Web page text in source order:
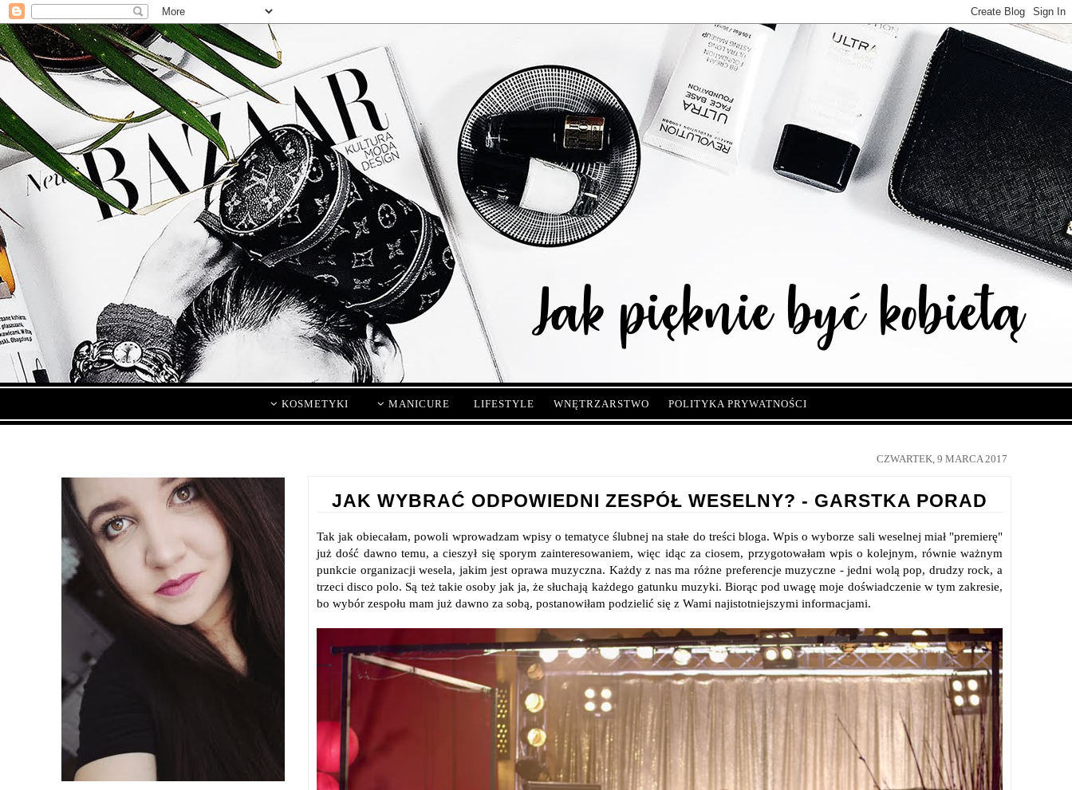
KOSMETYKI MANICURE LIFESTYLE WNĘTRZARSTWO POLITYKA PRYWATNOŚCI
CZWARTEK, 9 MARCA 2017
JAK WYBRAĆ ODPOWIEDNI ZESPÓŁ WESELNY? - GARSTKA PORAD
Tak jak obiecałam, powoli wprowadzam wpisy o tematyce ślubnej na stałe do treści bloga. Wpis o wyborze sali weselnej miał "premierę"
już dość dawno temu, a cieszył się sporym zainteresowaniem, więc idąc za ciosem, przygotowałam wpis o kolejnym, równie ważnym
punkcie organizacji wesela, jakim jest oprawa muzyczna. Każdy z nas ma różne preferencje muzyczne - jedni wolą pop, drudzy rock, a
trzeci disco polo. Są też takie osoby jak ja, że słuchają każdego gatunku muzyki. Biorąc pod uwagę moje doświadczenie w tym zakresie,
bo wybór zespołu mam już dawno za sobą, postanowiłam podzielić się z Wami najistotniejszymi informacjami.